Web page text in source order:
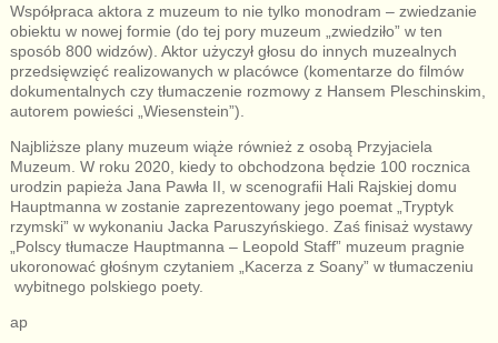
Współpraca aktora z muzeum to nie tylko monodram – zwiedzanie
obiektu w nowej formie (do tej pory muzeum „zwiedziło” w ten
sposób 800 widzów). Aktor użyczył głosu do innych muzealnych
przedsięwzięć realizowanych w placówce (komentarze do filmów
dokumentalnych czy tłumaczenie rozmowy z Hansem Pleschinskim,
autorem powieści „Wiesenstein”).
Najbliższe plany muzeum wiąże również z osobą Przyjaciela
Muzeum. W roku 2020, kiedy to obchodzona będzie 100 rocznica
urodzin papieża Jana Pawła II, w scenografii Hali Rajskiej domu
Hauptmanna w zostanie zaprezentowany jego poemat „Tryptyk
rzymski” w wykonaniu Jacka Paruszyńskiego. Zaś finisaż wystawy
„Polscy tłumacze Hauptmanna – Leopold Staff” muzeum pragnie
ukoronować głośnym czytaniem „Kacerza z Soany” w tłumaczeniu
wybitnego polskiego poety.
ap